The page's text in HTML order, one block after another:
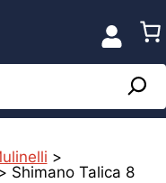
>
Shimano Talica 8